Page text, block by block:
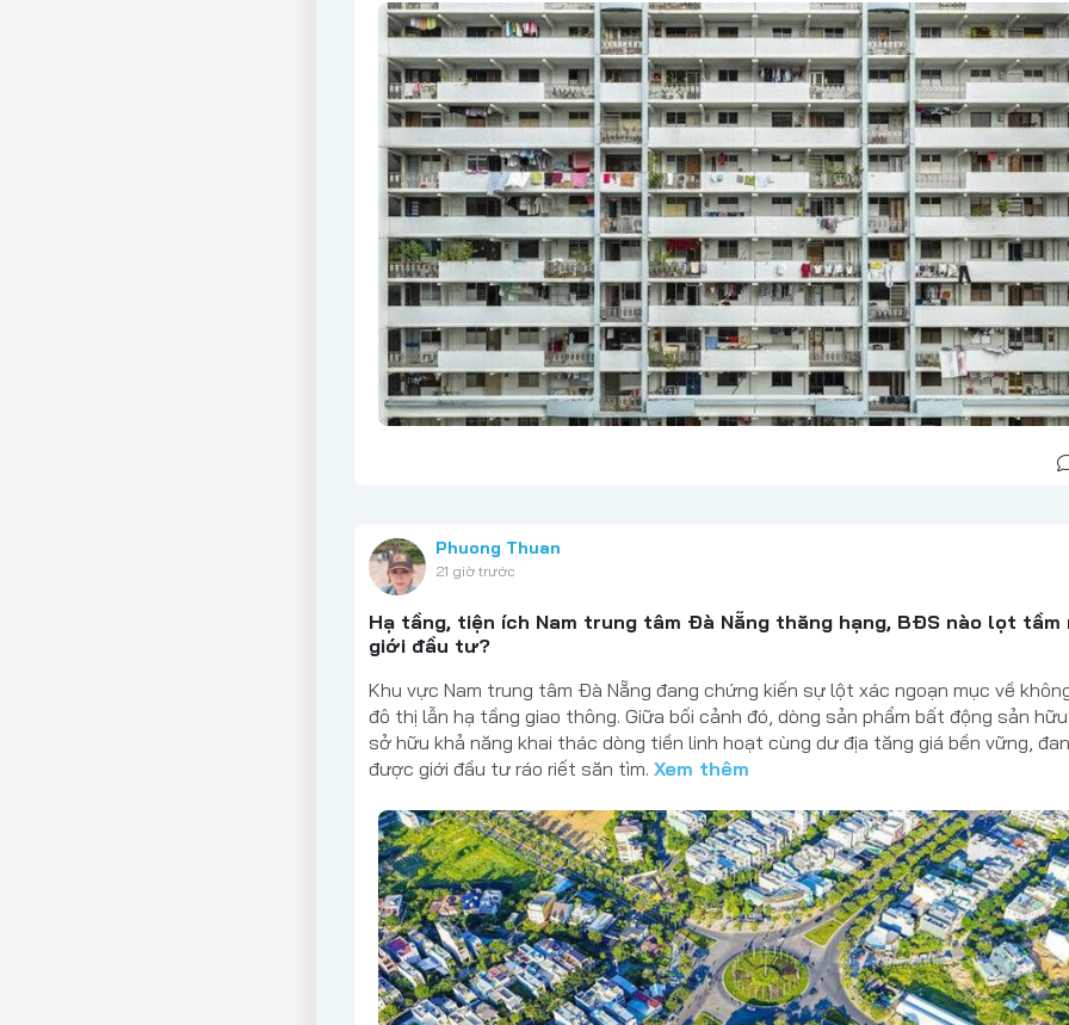
Phuong Thuan
21 giờ trước
Hạ tầng, tiện ích Nam trung tâm Đà Nẵng thăng hạng, BĐS nào lọt tầm
giới đầu tư?
Khu vực Nam trung tâm Đà Nẵng đang chứng kiến sự lột xác ngoạn mục về
đô thị lẫn hạ tầng giao thông. Giữa bối cảnh đó, dòng sản phẩm bất động sản hữu
sở hữu khả năng khai thác dòng tiền linh hoạt cùng dư địa tăng giá bền vững,
được giới đầu tư ráo riết săn tìm.Xem thêm